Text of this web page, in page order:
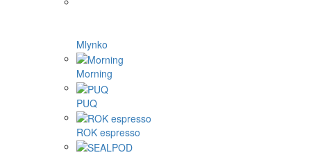
ecotree
Eureka
Fellow
Femobook